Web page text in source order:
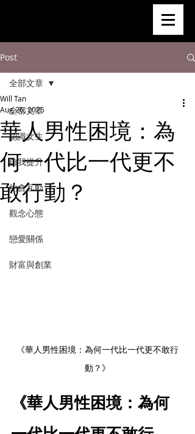
Post
全部文章
認識女生
自我提升
約會互動
觀念心態
戀愛關係
財富與創業
全部文章
華人男性困境：為
何一代比一代更不
敢行動？
Will Tan
Aug 26, 2025
《華人男性困境：為何一代比一代更不敢行
動？》
《華人男性困境：為何